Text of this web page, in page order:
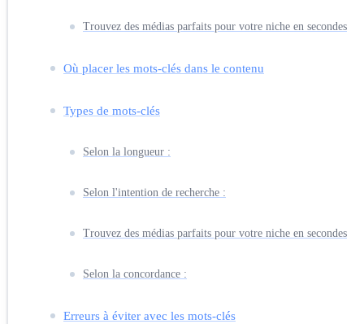
Trouvez des médias parfaits pour votre niche en secondes
Où placer les mots-clés dans le contenu
Types de mots-clés
Selon la longueur :
Selon l'intention de recherche :
Trouvez des médias parfaits pour votre niche en secondes
Selon la concordance :
Erreurs à éviter avec les mots-clés